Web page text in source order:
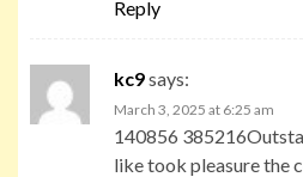
Reply
kc9says:
March 3, 2025 at 6:25 am
140856
like took pleasure the